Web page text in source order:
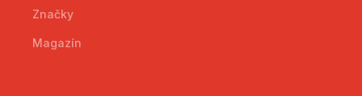
Značky
Magazín